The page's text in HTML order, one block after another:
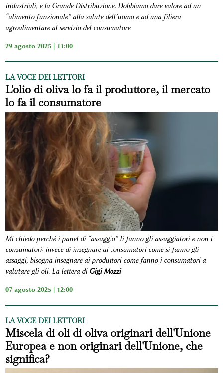
industriali, e la Grande Distribuzione. Dobbiamo dare valore ad un
“alimento funzionale” alla salute dell’uomo e ad una filiera
agroalimentare al servizio del consumatore
29 agosto 2025 | 11:00
LA VOCE DEI LETTORI
L'olio di oliva lo fa il produttore, il mercato
lo fa il consumatore
Mi chiedo perché i panel di “assaggio” li fanno gli assaggiatori e non i
consumatori: invece di insegnare ai consumatori come si fanno gli
assaggi, bisogna insegnare ai produttori come fanno i consumatori a
valutare gli oli. La lettera di Gigi Mozzi
07 agosto 2025 | 12:00
LA VOCE DEI LETTORI
Miscela di oli di oliva originari dell'Unione
Europea e non originari dell'Unione, che
significa?